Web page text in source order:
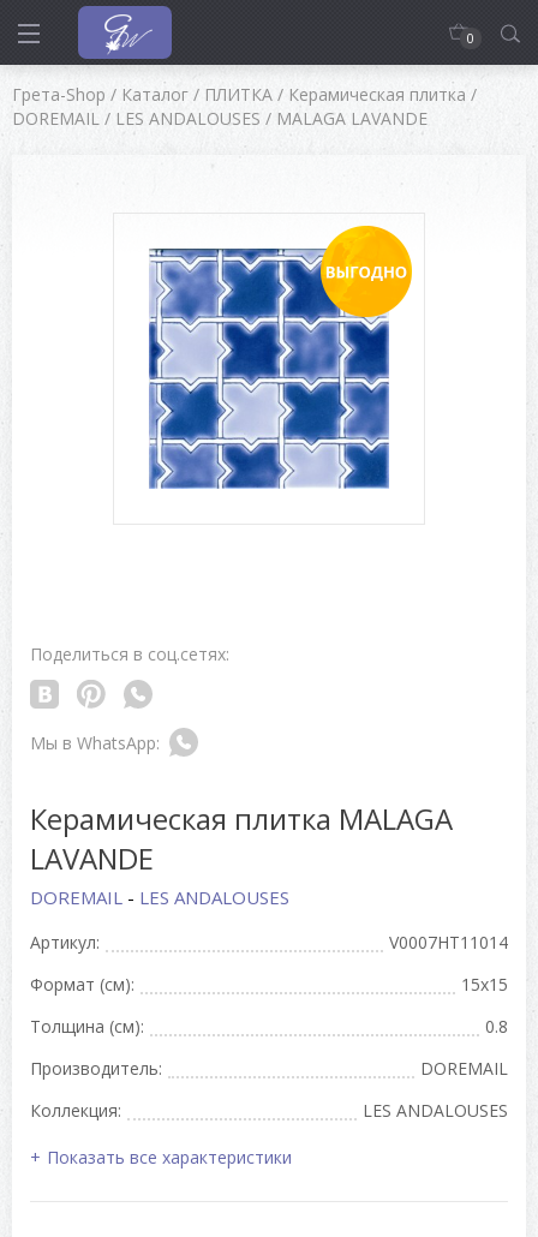
0
Грета-Shop / Каталог / ПЛИТКА / Керамическая плитка /
DOREMAIL / LES ANDALOUSES / MALAGA LAVANDE
Поделиться в соц.сетях:
Керамическая плитка MALAGA
LAVANDE
DOREMAIL - LES ANDALOUSES
Артикул:
V0007HT11014
Формат (см):
15x15
Толщина (см):
0.8
Производитель:
DOREMAIL
Коллекция:
LES ANDALOUSES
Показать все характеристики